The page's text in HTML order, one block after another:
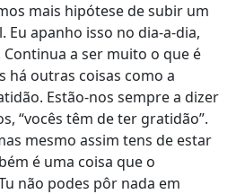
mais hipótese de subir um
Eu apanho isso no dia-a-dia,
a ser muito o que é
há outras coisas como a
Estão-nos sempre a dizer
“vocês têm de ter gratidão”.
mesmo assim tens de estar
é uma coisa que o
não podes pôr nada em